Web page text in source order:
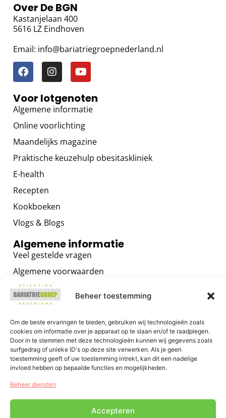
Beheer toestemming
Om de beste ervaringen te bieden, gebruiken wij technologieën zoals
cookies om informatie over je apparaat op te slaan en/of te raadplegen.
Door in te stemmen met deze technologieën kunnen wij gegevens zoals
surfgedrag of unieke ID's op deze site verwerken. Als je geen
toestemming geeft of uw toestemming intrekt, kan dit een nadelige
invloed hebben op bepaalde functies en mogelijkheden.
Beheer diensten
Accepteren
Over De BGN
Kastanjelaan 400
5616 LZ Eindhoven
Email: info@bariatriegroepnederland.nl
Voor lotgenoten
Algemene informatie
Online voorlichting
Maandelijks magazine
Praktische keuzehulp obesitaskliniek
E-health
Recepten
Kookboeken
Vlogs & Blogs
Algemene informatie
Veel gestelde vragen
Algemene voorwaarden
Privacybeleid
Contact
Voor zorgverleners
Algemene informatie
Training voor zorgverleners
Het GRIP OP JE GEWICHT Programma
E-health voor zorgverleners